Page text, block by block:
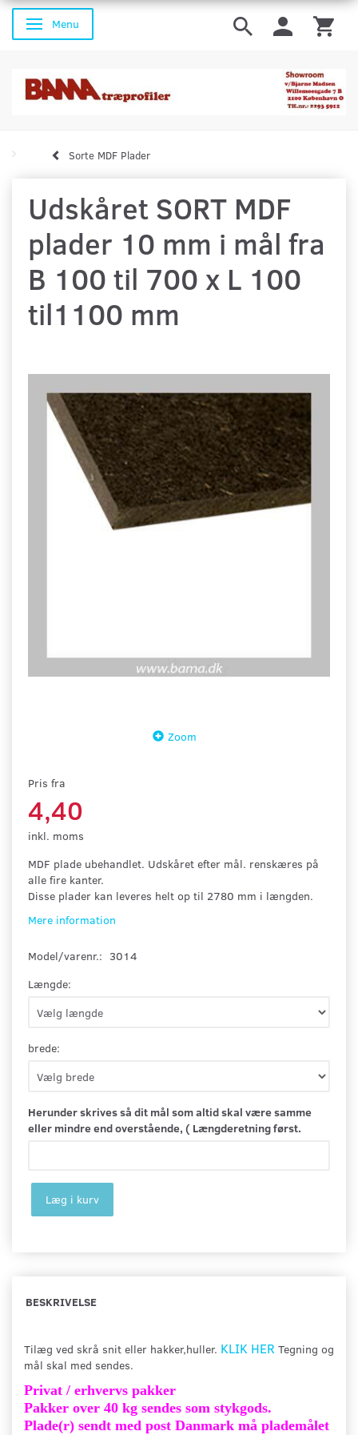
Skifte navigation
Menu
Sorte MDF Plader
Udskåret SORT MDF
plader 10 mm i mål fra
B 100 til 700 x L 100
til1100 mm
Zoom
Pris fra
4,40
inkl. moms
MDF plade ubehandlet. Udskåret efter mål. renskæres på
alle fire kanter.
Disse plader kan leveres helt op til 2780 mm i længden.
Mere information
Model/varenr.: 3014
Længde:
brede:
Herunder skrives så dit mål som altid skal være samme
eller mindre end overstående, ( Længderetning først.
Læg i kurv
BESKRIVELSE
Tilæg ved skrå snit eller hakker,huller. KLIK HER Tegning og
mål skal med sendes.
Privat / erhvervs pakker
Pakker over 40 kg sendes som stykgods.
Plade(r) sendt med post Danmark må plademålet